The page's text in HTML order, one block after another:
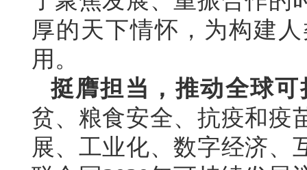
厚的天下情怀，为构建
用。
挺膺担当，推动全球
贫、粮食安全、抗疫和疫
展、工业化、数字经济、